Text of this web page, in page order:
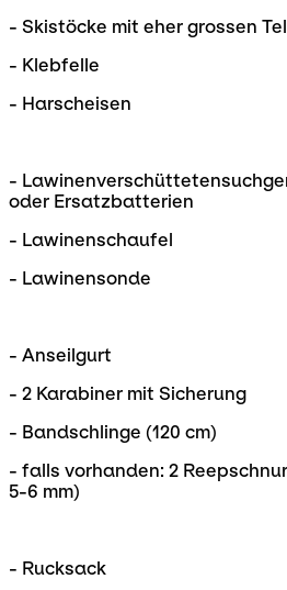
- Skistöcke mit eher grossen
- Klebfelle
- Harscheisen
-
oder Ersatzbatterien
- Lawinenschaufel
- Lawinensonde
- Anseilgurt
- 2 Karabiner mit Sicherung
- Bandschlinge (120 cm)
- falls vorhanden: 2
5-6 mm)
- Rucksack